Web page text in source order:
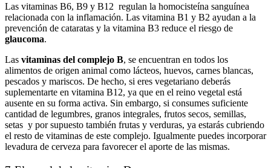
Las vitaminas B6, B9 y B12 regulan la homocisteína sanguínea
relacionada con la inflamación. Las vitamina B1 y B2 ayudan a la
prevención de cataratas y la vitamina B3 reduce el riesgo de
glaucoma.
Las vitaminas del complejo B, se encuentran en todos los
alimentos de origen animal como lácteos, huevos, carnes blancas,
pescados y mariscos. De hecho, si eres vegetariano deberás
suplementarte en vitamina B12, ya que en el reino vegetal está
ausente en su forma activa. Sin embargo, si consumes suficiente
cantidad de legumbres, granos integrales, frutos secos, semillas,
setas y por supuesto también frutas y verduras, ya estarás cubriendo
el resto de vitaminas de este complejo. Igualmente puedes incorporar
levadura de cerveza para favorecer el aporte de las mismas.